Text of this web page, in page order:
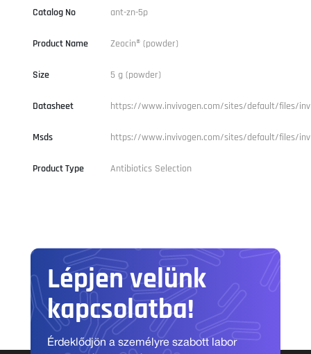
Catalog No ant-zn-5p
Product Name Zeocin® (powder)
Size 5 g (powder)
Datasheet https://www.invivogen.com/sites/default/files/
Msds https://www.invivogen.com/sites/default/files/
Product Type Antibiotics Selection
Lépjen velünk
kapcsolatba!
Érdeklődjön a személyre szabott labor